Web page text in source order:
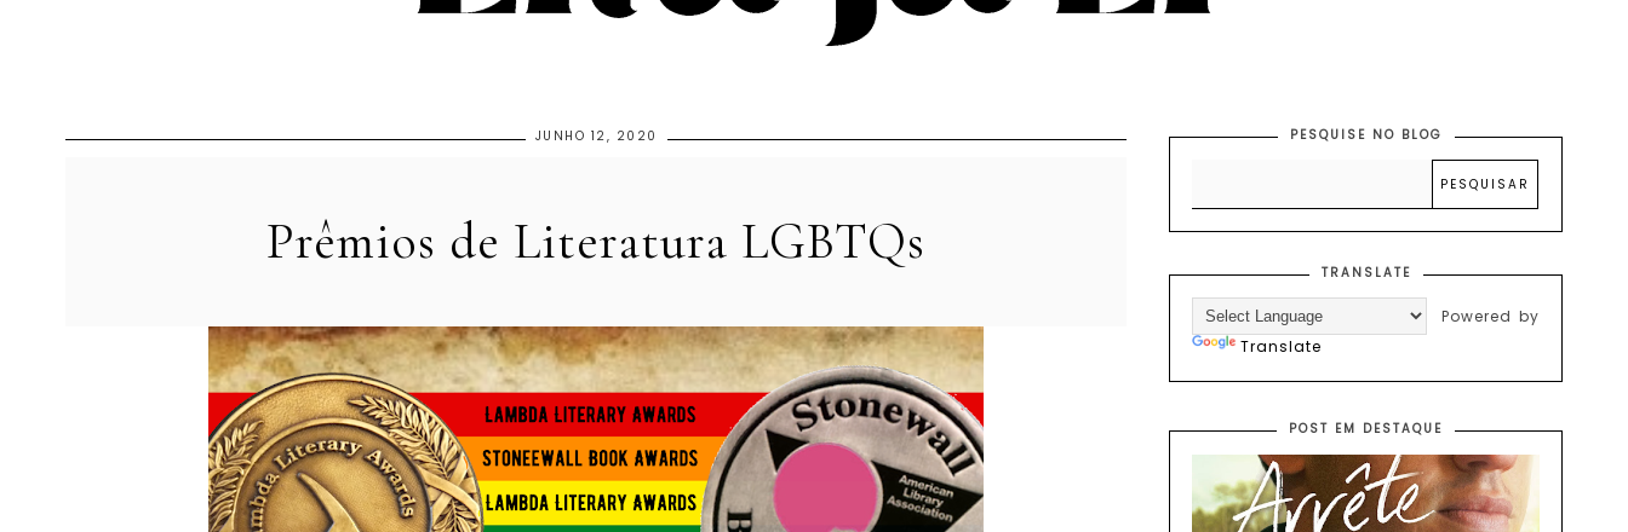
JUNHO 12, 2020
Prêmios de Literatura LGBTQs
PESQUISE NO BLOG
TRANSLATE
Powered by
Translate
POST EM DESTAQUE